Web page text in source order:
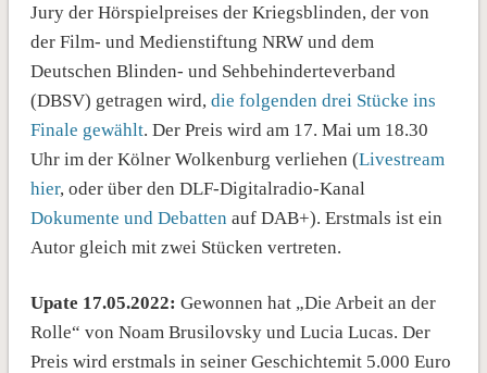
Jury der Hörspielpreises der Kriegsblinden, der von
der Film- und Medienstiftung NRW und dem
Deutschen Blinden- und Sehbehinderteverband
(DBSV) getragen wird, die folgenden drei Stücke ins
Finale gewählt. Der Preis wird am 17. Mai um 18.30
Uhr im der Kölner Wolkenburg verliehen (Livestream
hier, oder über den DLF-Digitalradio-Kanal
Dokumente und Debatten auf DAB+). Erstmals ist ein
Autor gleich mit zwei Stücken vertreten.
Upate 17.05.2022: Gewonnen hat „Die Arbeit an der
Rolle“ von Noam Brusilovsky und Lucia Lucas. Der
Preis wird erstmals in seiner Geschichtemit 5.000 Euro